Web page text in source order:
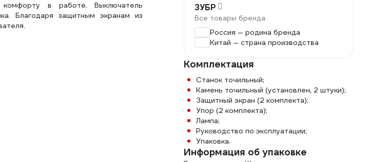
в работе. Выключатель
Благодаря защитным экранам из
ЗУБР
Все товары бренда
Россия — родина бренда
Китай — страна производства
Комплектация
Станок точильный;
Камень точильный (установлен, 2 штуки);
Защитный экран (2 комплекта);
Упор (2 комплекта);
Лампа;
Руководство по эксплуатации;
Упаковка.
Информация об упаковке